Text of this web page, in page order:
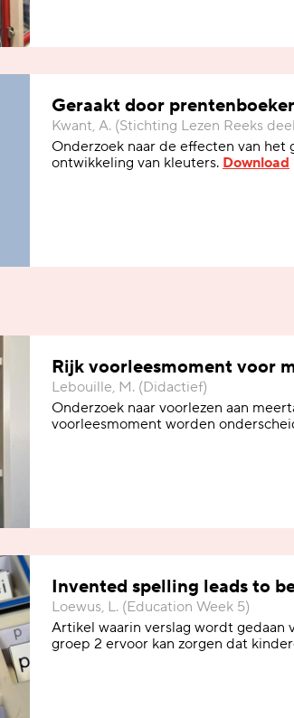
Geraakt door
Kwant, A. (Stichting Lezen Reeks
Onderzoek naar de effecten van
ontwikkeling van kleuters. Download
Rijk voorleesmoment voor
Lebouille, M. (Didactief)
Onderzoek naar voorlezen aan
voorleesmoment worden
Invented spelling leads to
Loewus, L. (Education Week 5)
Artikel waarin verslag wordt gedaan
groep 2 ervoor kan zorgen dat